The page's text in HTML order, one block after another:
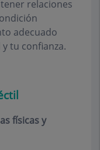
relaciones
adecuado
tu confianza.
físicas y